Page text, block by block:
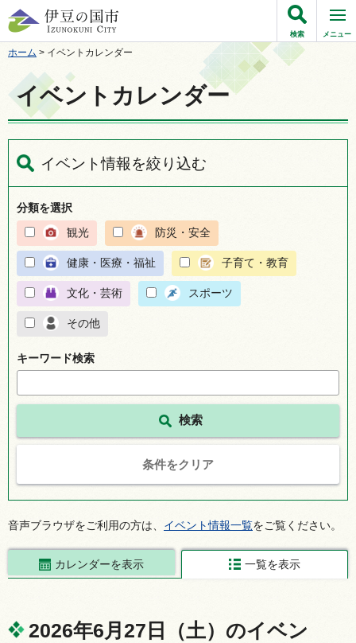
伊豆の国市
検索 メニュー
ホーム > イベントカレンダー
イベントカレンダー
イベント情報を絞り込む
分類を選択
観光
防災・安全
健康・医療・福祉 子育て・教育
文化・芸術 スポーツ
その他
キーワード検索
条件をクリア
音声ブラウザをご利用の方は、 イベント情報一覧をご覧ください。
カレンダーを表示 一覧を表示
2026年6月27日（土）のイベン